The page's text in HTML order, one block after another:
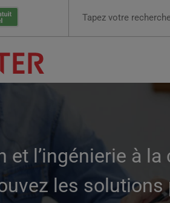
et l’ingénierie à
les solutions